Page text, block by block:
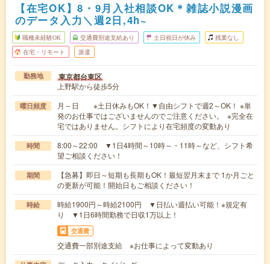
【在宅OK】8・9月入社相談OK＊雑誌小説漫画
のデータ入力＼週2日,4h~
職種未経験OK 交通費別途支給あり 土日祝日が休み 残業なし
在宅・リモート 派遣
勤務地 東京都台東区
上野駅から徒歩5分
曜日頻度
月～日 ※土日休みもOK！▼自由シフトで週2～OK！ ※単
発のお仕事ではございませんのでご注意ください。 ※完全在
宅ではありません。シフトにより在宅頻度の変動あり
時間
8:00～22:00 ▼1日4時間～10時～・11時～など、シフト希
望ご相談ください！
期間
【急募】即日～短期も長期もOK！最短翌月末まで 1か月ごと
の更新が可能！開始日もご相談ください！
時給
時給1900円～時給2100円 ▼日払い週払い可能！※規定有
り ▼1日6時間勤務で日収1万以上！
交通費
交通費一部別途支給 ※お仕事によって変動あり